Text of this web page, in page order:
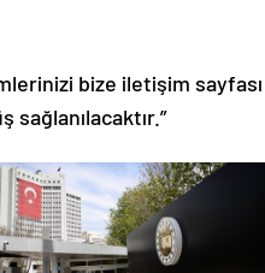
bize iletişim sayfası